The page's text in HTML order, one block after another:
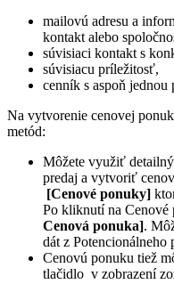
mailovú adresu a
kontakt alebo
súvisiaci kontakt s
súvisiacu príležitosť,
cenník s aspoň jednou
Na vytvorenie cenovej
metód:
Môžete využiť
predaj a vytvoriť
[Cenové ponuky]
Po kliknutí na
Cenová ponuka].
dát z Potencionálneho
Cenovú ponuku tiež
tlačidlo v zobrazení